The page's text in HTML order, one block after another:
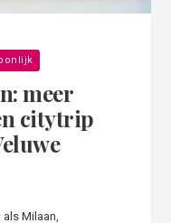
meer
citytrip
Milaan,